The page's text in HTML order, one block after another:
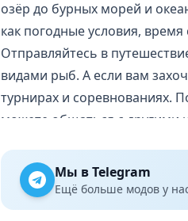
озёр до бурных морей и
как погодные условия,
Отправляйтесь в
видами рыб. А если вам
турнирах и соревнованиях.
можете общаться с другими
Графика в игре True Fishing /
Графика в Реальная
выглядят прекрасно и
Мы в Telegram
Ещё больше модов у